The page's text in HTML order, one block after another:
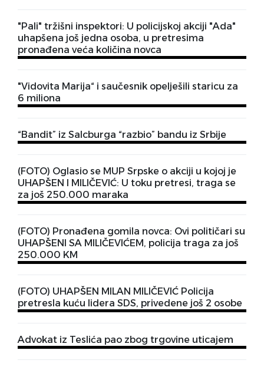
"Pali" tržišni inspektori: U policijskoj akciji "Ada"
uhapšena još jedna osoba, u pretresima
pronađena veća količina novca
"Vidovita Marija“ i saučesnik opelješili staricu za
6 miliona
“Bandit” iz Salcburga “razbio” bandu iz Srbije
(FOTO) Oglasio se MUP Srpske o akciji u kojoj je
UHAPŠEN I MILIČEVIĆ: U toku pretresi, traga se
za još 250.000 maraka
(FOTO) Pronađena gomila novca: Ovi političari su
UHAPŠENI SA MILIČEVIĆEM, policija traga za još
250.000 KM
(FOTO) UHAPŠEN MILAN MILIČEVIĆ Policija
pretresla kuću lidera SDS, privedene još 2 osobe
Advokat iz Teslića pao zbog trgovine uticajem